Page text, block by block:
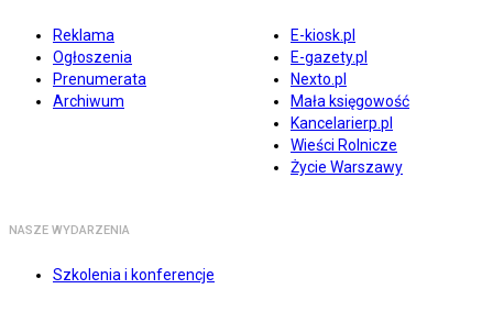
Reklama
Ogłoszenia
Prenumerata
Archiwum
E-kiosk.pl
E-gazety.pl
Nexto.pl
Mała księgowość
Kancelarierp.pl
Wieści Rolnicze
Życie Warszawy
NASZE WYDARZENIA
Szkolenia i konferencje